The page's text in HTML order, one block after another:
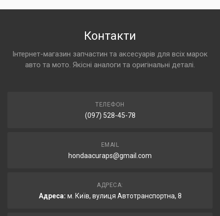
Контакти
Інтернет-магазин запчастин та аксесуарів для всіх марок
авто та мото. Якісні аналоги та оригінальні деталі.
ТЕЛЕФОН
(097) 528-45-78
EMAIL
hondaacuraps@gmail.com
АДРЕСА:
Адреса: м. Київ, вулиця Автотранспортна, 8